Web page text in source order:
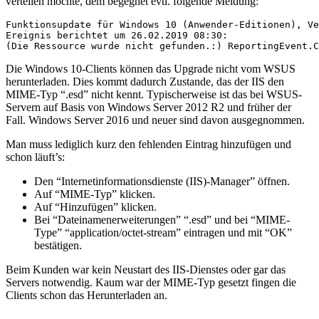
Funktionsupdate für Windows 10 (Anwender-Editionen),
Ereignis berichtet um 26.02.2019 08:30:
(Die Ressource wurde nicht gefunden.:)
Die Windows 10-Clients können das Upgrade nicht vom WSUS
herunterladen. Dies kommt dadurch Zustande, das der IIS den
MIME-Typ “.esd” nicht kennt. Typischerweise ist das bei WSUS-
Servern auf Basis von Windows Server 2012 R2 und früher der
Fall. Windows Server 2016 und neuer sind davon ausgegnommen.
Man muss lediglich kurz den fehlenden Eintrag hinzufügen und
schon läuft’s:
Den “Internetinformationsdienste (IIS)-Manager” öffnen.
Auf “MIME-Typ” klicken.
Auf “Hinzufügen” klicken.
Bei “Dateinamenerweiterungen” “.esd” und bei “MIME-
Type” “application/octet-stream” eintragen und mit “OK”
bestätigen.
Beim Kunden war kein Neustart des IIS-Dienstes oder gar das
Servers notwendig. Kaum war der MIME-Typ gesetzt fingen die
Clients schon das Herunterladen an.